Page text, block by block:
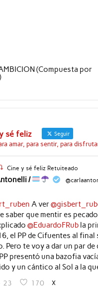
(Compuesta por
sé feliz Seguir
amar, para sentir, para
Cine y sé feliz Retuiteado
/
A ver
saber que mentir es
@EduardoFRubla
el PP de Cifuentes al final
Pero te voy a dar un par de
presentó una bazofia
y un cántico al Sol a la
23 170 X